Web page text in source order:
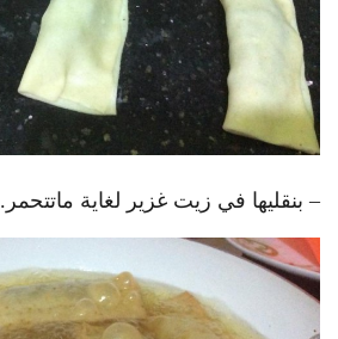
– بنقليها في زيت غزير لغاية ماتتحمر.